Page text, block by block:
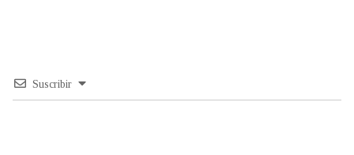
Suscribir